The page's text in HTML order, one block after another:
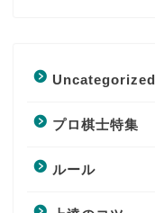
Uncategorized
プロ棋士特集
ルール